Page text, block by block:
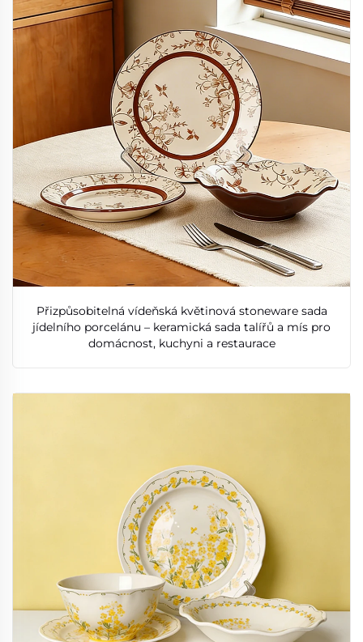
Přizpůsobitelná vídeňská květinová stoneware sada
jídelního porcelánu – keramická sada talířů a mís pro
domácnost, kuchyni a restaurace